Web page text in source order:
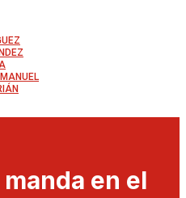
en el